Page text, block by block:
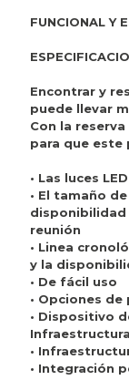
FUNCIONAL Y
Encontrar y
puede llevar
Con la
para que este
• Las luces
• El tamaño
disponibilidad
reunión
• Linea
y la
• De fácil uso
• Opciones
• Dispositivo
•
• Integración